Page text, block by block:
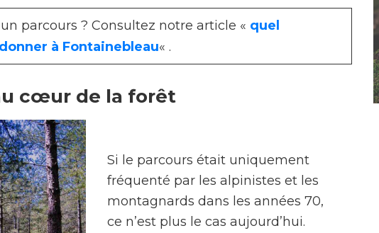
parcours ? Consultez notre article « quel
à Fontainebleau« .
cœur de la forêt
Si le parcours était uniquement
fréquenté par les alpinistes et les
montagnards dans les années 70,
ce n’est plus le cas aujourd’hui.